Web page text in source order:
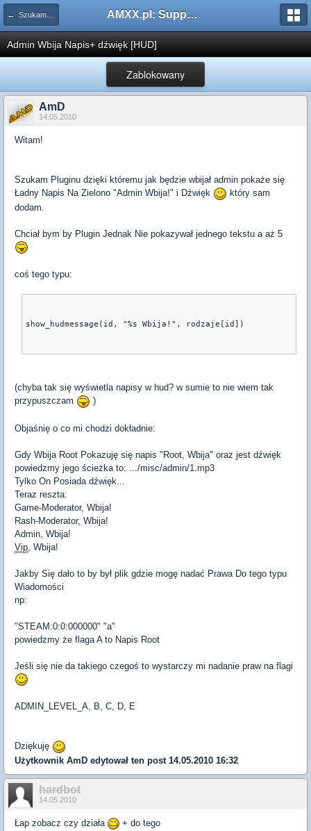
← Szukam pluginu AMXX.pl: Support AMX Mod X i SourceMod
Admin Wbija Napis+ dźwięk [HUD]
Zablokowany
AmD
14.05.2010
Witam!
Szukam Pluginu dzięki któremu jak będzie wbijał admin pokaże się
Ładny Napis Na Zielono "Admin Wbija!" i Dźwięk
który sam
dodam.
Chciał bym by Plugin Jednak Nie pokazywał jednego tekstu a aż 5
coś tego typu:
show_hudmessage(id, "%s Wbija!", rodzaje[id])
(chyba tak się wyświetla napisy w hud? w sumie to nie wiem tak
przypuszczam
)
Objaśnię o co mi chodzi dokładnie:
Gdy Wbija Root Pokazuję się napis "Root, Wbija" oraz jest dźwięk
powiedzmy jego ścieżka to: .../misc/admin/1.mp3
Tylko On Posiada dźwięk...
Teraz reszta:
Game-Moderator, Wbija!
Rash-Moderator, Wbija!
Admin, Wbija!
Vip , Wbija!
Jakby Się dało to by był plik gdzie mogę nadać Prawa Do tego typu
Wiadomości
np:
"STEAM:0:0:000000" "a"
powiedzmy że flaga A to Napis Root
Jeśli się nie da takiego czegoś to wystarczy mi nadanie praw na flagi
ADMIN_LEVEL_A, B, C, D, E
Dziękuję
Użytkownik AmD edytował ten post 14.05.2010 16:32
hardbot
14.05.2010
Łap zobacz czy działa + do tego